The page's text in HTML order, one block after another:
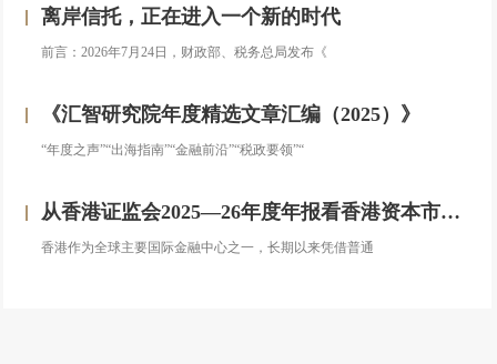
离岸信托，正在进入一个新的时代
前言：2026年7月24日，财政部、税务总局发布《
《汇智研究院年度精选文章汇编（2025）》
“年度之声”“出海指南”“金融前沿”“税政要领”“
从香港证监会2025—26年度年报看香港资本市场发展的新方向
香港作为全球主要国际金融中心之一，长期以来凭借普通